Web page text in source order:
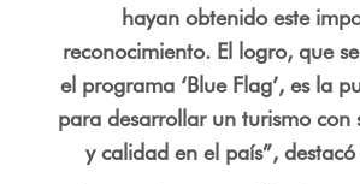
hayan obtenido este
reconocimiento. El logro, que
el programa ‘Blue Flag’, es la
para desarrollar un turismo con
y calidad en el país”,